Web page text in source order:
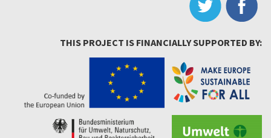
THIS PROJECT IS FINANCIALLY SUPPORTED BY: